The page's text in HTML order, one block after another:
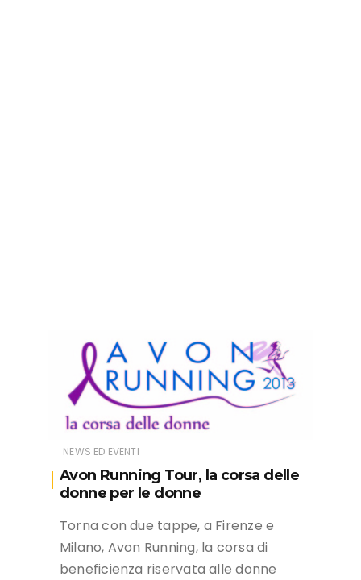
NEWS ED EVENTI
Avon Running Tour, la corsa delle
donne per le donne
Torna con due tappe, a Firenze e
Milano, Avon Running, la corsa di
beneficienza riservata alle donne